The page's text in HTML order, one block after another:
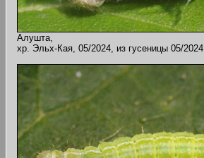
Алушта,
хр. Эльх-Кая, 05/2024, из гусеницы 05/2024